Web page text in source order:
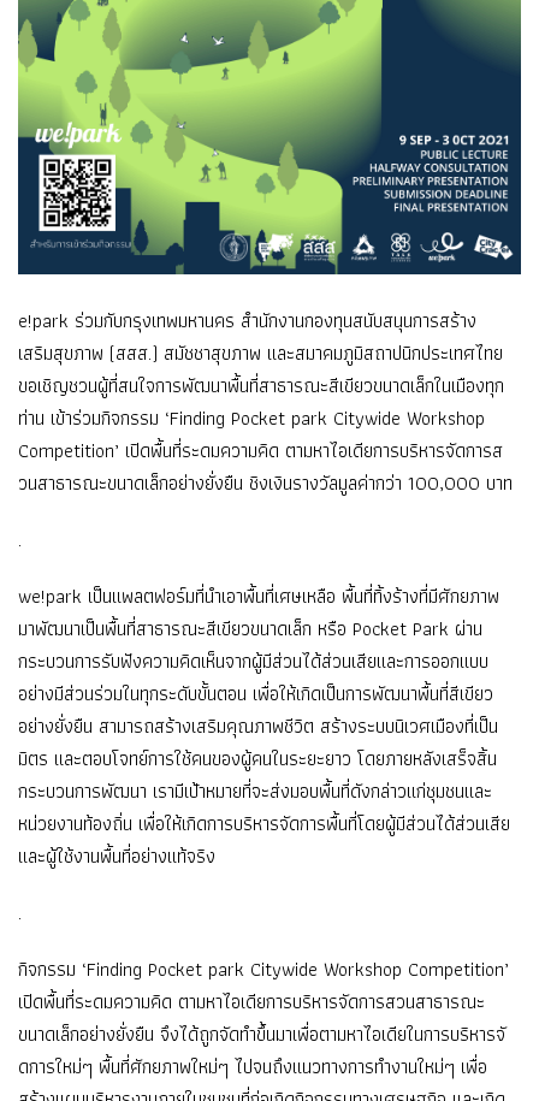
e!park ร่วมกับกรุงเทพมหานคร สำนักงานกองทุนสนับสนุนการสร้าง
เสริมสุขภาพ (สสส.) สมัชชาสุขภาพ และสมาคมภูมิสถาปนิกประเทศไทย
ขอเชิญชวนผู้ที่สนใจการพัฒนาพื้นที่สาธารณะสีเขียวขนาดเล็กในเมืองทุก
ท่าน เข้าร่วมกิจกรรม ‘Finding Pocket park Citywide Workshop
Competition’ เปิดพื้นที่ระดมความคิด ตามหาไอเดียการบริหารจัดการส
วนสาธารณะขนาดเล็กอย่างยั่งยืน ชิงเงินรางวัลมูลค่ากว่า 100,000 บาท
.
we!park เป็นแพลตฟอร์มที่นำเอาพื้นที่เศษเหลือ พื้นที่ทิ้งร้างที่มีศักยภาพ
มาพัฒนาเป็นพื้นที่สาธารณะสีเขียวขนาดเล็ก หรือ Pocket Park ผ่าน
กระบวนการรับฟังความคิดเห็นจากผู้มีส่วนได้ส่วนเสียและการออกแบบ
อย่างมีส่วนร่วมในทุกระดับขั้นตอน เพื่อให้เกิดเป็นการพัฒนาพื้นที่สีเขียว
อย่างยั่งยืน สามารถสร้างเสริมคุณภาพชีวิต สร้างระบบนิเวศเมืองที่เป็น
มิตร และตอบโจทย์การใช้คนของผู้คนในระยะยาว โดยภายหลังเสร็จสิ้น
กระบวนการพัฒนา เรามีเป้าหมายที่จะส่งมอบพื้นที่ดังกล่าวแก่ชุมชนและ
หน่วยงานท้องถิ่น เพื่อให้เกิดการบริหารจัดการพื้นที่โดยผู้มีส่วนได้ส่วนเสีย
และผู้ใช้งานพื้นที่อย่างแท้จริง
.
กิจกรรม ‘Finding Pocket park Citywide Workshop Competition’
เปิดพื้นที่ระดมความคิด ตามหาไอเดียการบริหารจัดการสวนสาธารณะ
ขนาดเล็กอย่างยั่งยืน จึงได้ถูกจัดทำขึ้นมาเพื่อตามหาไอเดียในการบริหารจั
ดการใหม่ๆ พื้นที่ศักยภาพใหม่ๆ ไปจนถึงแนวทางการทำงานใหม่ๆ เพื่อ